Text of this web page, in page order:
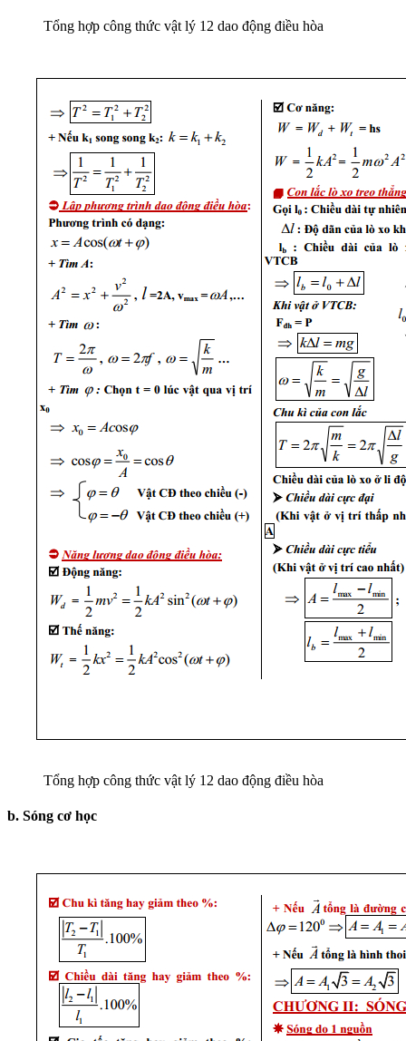
Tổng hợp công thức vật lý 12 dao động điều hòa
Tổng hợp công thức vật lý 12 dao động điều hòa
b. Sóng cơ học